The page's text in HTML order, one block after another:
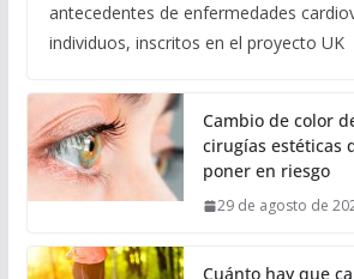
antecedentes de enfermedades
individuos, inscritos en el proyecto UK
Cambio de color
cirugías estéticas
poner en riesgo
29 de agosto de
Cuánto hay que